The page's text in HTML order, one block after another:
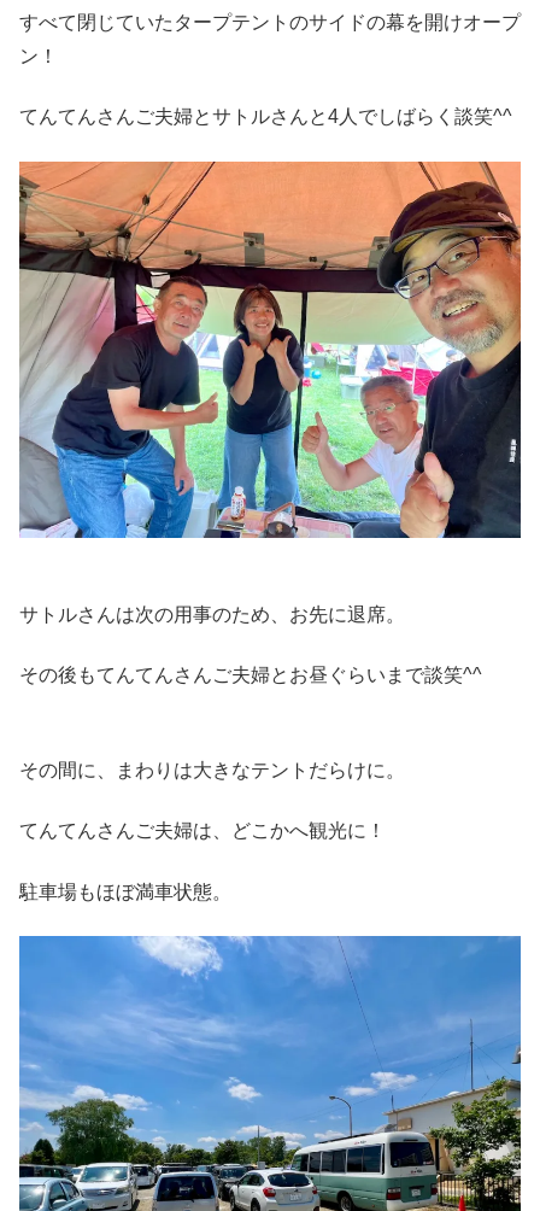
すべて閉じていたタープテントのサイドの幕を開けオープ
ン！
てんてんさんご夫婦とサトルさんと4人でしばらく談笑^^
サトルさんは次の用事のため、お先に退席。
その後もてんてんさんご夫婦とお昼ぐらいまで談笑^^
その間に、まわりは大きなテントだらけに。
てんてんさんご夫婦は、どこかへ観光に！
駐車場もほぼ満車状態。